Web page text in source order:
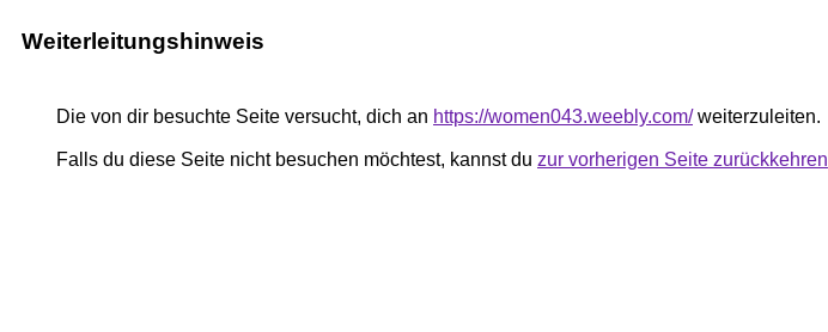
Weiterleitungshinweis
Die von dir besuchte Seite versucht, dich an https://women043.weebly.com/weiterzuleiten.
Falls du diese Seite nicht besuchen möchtest, kannst du zur vorherigen Seite zurückkehren